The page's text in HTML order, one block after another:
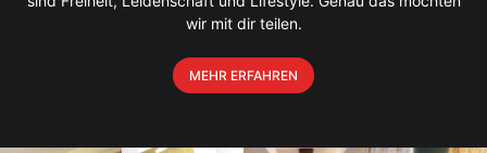
wir mit dir teilen.
MEHR ERFAHREN